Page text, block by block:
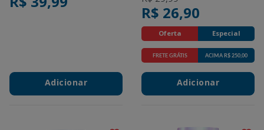
Adicionar
R$ 26,90
Oferta Especial
Promotions
FRETE GRÁTIS ACIMA R$ 250,00
Adicionar